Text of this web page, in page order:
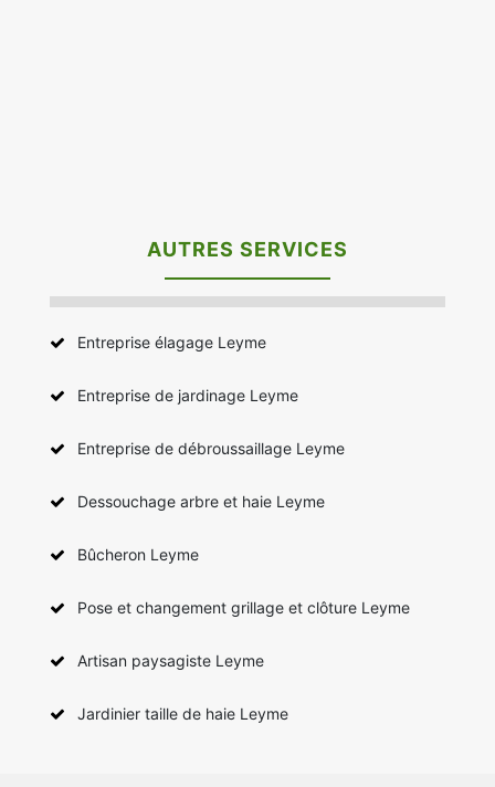
AUTRES SERVICES
Entreprise élagage Leyme
Entreprise de jardinage Leyme
Entreprise de débroussaillage Leyme
Dessouchage arbre et haie Leyme
Bûcheron Leyme
Pose et changement grillage et clôture Leyme
Artisan paysagiste Leyme
Jardinier taille de haie Leyme